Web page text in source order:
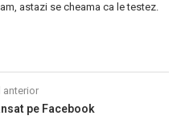
astazi se cheama ca le testez.
anterior
pe Facebook